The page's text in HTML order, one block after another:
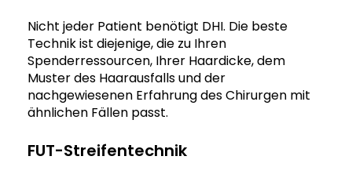
Nicht jeder Patient benötigt DHI. Die beste
Technik ist diejenige, die zu Ihren
Spenderressourcen, Ihrer Haardicke, dem
Muster des Haarausfalls und der
nachgewiesenen Erfahrung des Chirurgen mit
ähnlichen Fällen passt.
FUT-Streifentechnik